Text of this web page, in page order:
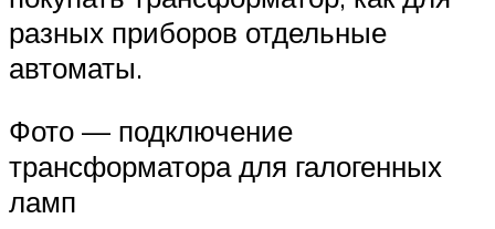
разных приборов отдельные
автоматы.
Фото — подключение
трансформатора для галогенных
ламп